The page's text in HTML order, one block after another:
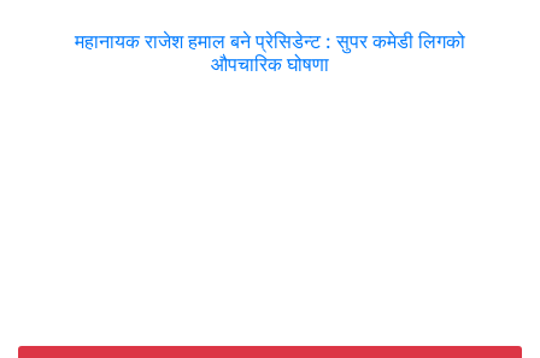
महानायक राजेश हमाल बने प्रेसिडेन्ट : सुपर कमेडी लिगको
औपचारिक घोषणा